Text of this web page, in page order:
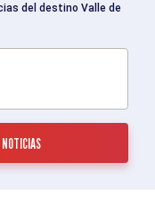
del destino Valle de